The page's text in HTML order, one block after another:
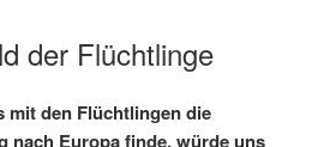
der Flüchtlinge
mit den Flüchtlingen die
nach Europa finde, würde uns